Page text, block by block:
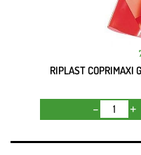
RIPLAST COPRIMAXI